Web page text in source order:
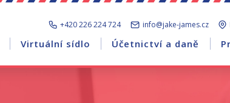
+420 226 224 724 info@jake-james.cz
Virtuální sídlo Účetnictví a daně